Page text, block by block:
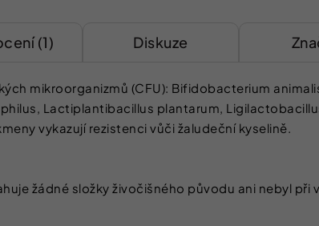
(1) Diskuze
mikroorganizmů (CFU): Bifidobacterium
Lactiplantibacillus plantarum,
vykazují rezistenci vůči žaludeční kyselině.
žádné složky živočišného původu ani nebyl